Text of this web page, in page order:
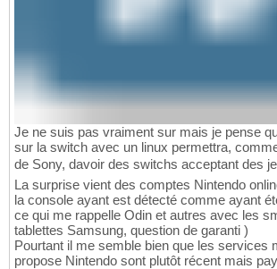
Je ne suis pas vraiment sur mais je pense
sur la switch avec un linux permettra,
de Sony, davoir des switchs acceptant des
La surprise vient des comptes Nintendo
la console ayant est détecté comme ayant
ce qui me rappelle Odin et autres avec les
tablettes Samsung, question de garanti )
Pourtant il me semble bien que les services
propose Nintendo sont plutôt récent mais